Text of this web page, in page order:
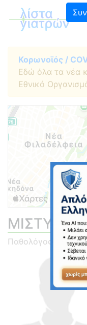
Κορωνοϊός /
Εδώ όλα τα νέα
Εθνικό
ΜΙΣΤΥΛΗΣ
Παθολόγος